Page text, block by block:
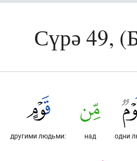
Сүрә 49,
одни
над
другими людьми: